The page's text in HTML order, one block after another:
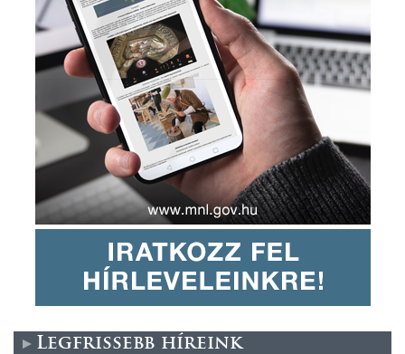
Legfrissebb híreink